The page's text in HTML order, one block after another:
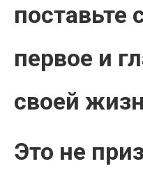
поставьте
первое и
своей
Это не